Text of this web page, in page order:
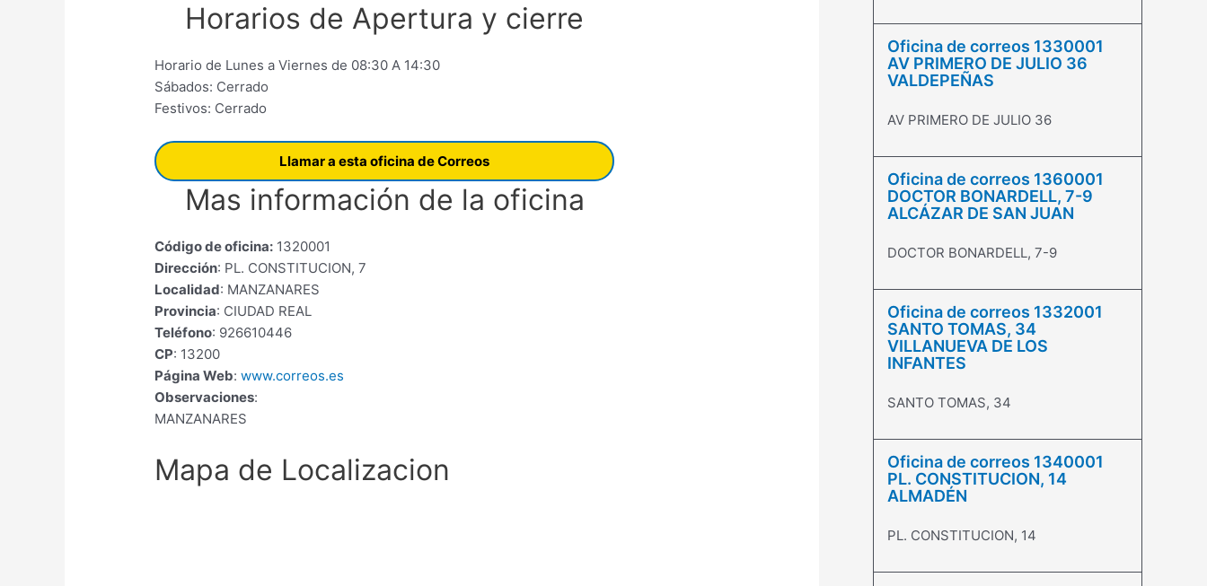
Horarios de Apertura y cierre
Horario de Lunes a Viernes de 08:30 A 14:30
Sábados: Cerrado
Festivos: Cerrado
Llamar a esta oficina de Correos
Mas información de la oficina
Código de oficina: 1320001
Dirección: PL. CONSTITUCION, 7
Localidad: MANZANARES
Provincia: CIUDAD REAL
Teléfono: 926610446
CP: 13200
Página Web: www.correos.es
Observaciones:
MANZANARES
Mapa de Localizacion
Oficina de correos 1330001
AV PRIMERO DE JULIO 36
VALDEPEÑAS
AV PRIMERO DE JULIO 36
Oficina de correos 1360001
DOCTOR BONARDELL, 7-9
ALCÁZAR DE SAN JUAN
DOCTOR BONARDELL, 7-9
Oficina de correos 1332001
SANTO TOMAS, 34
VILLANUEVA DE LOS
INFANTES
SANTO TOMAS, 34
Oficina de correos 1340001
PL. CONSTITUCION, 14
ALMADÉN
PL. CONSTITUCION, 14